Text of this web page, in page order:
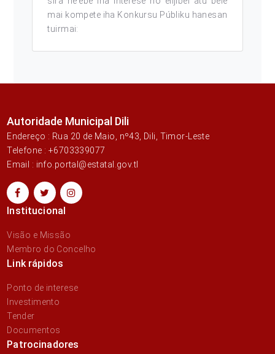
mai kompete iha Konkursu Públiku hanesan
tuirmai:
Autoridade Municipal Dili
Endereço : Rua 20 de Maio, nº43, Dili, Timor-Leste
Telefone : +6703339077
Email : info.portal@estatal.gov.tl
Institucional
Visão e Missão
Membro do Concelho
Link rápidos
Ponto de interese
Investimento
Tender
Documentos
Patrocinadores